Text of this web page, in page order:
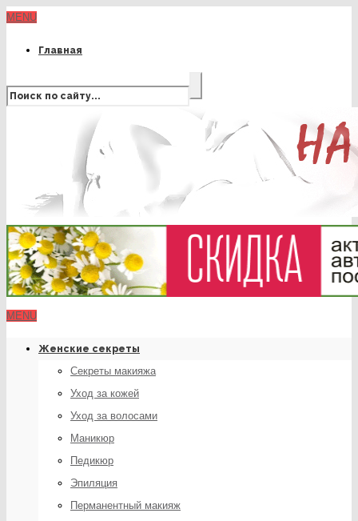
MENU
Главная
MENU
Женские секреты
Секреты макияжа
Уход за кожей
Уход за волосами
Маникюр
Педикюр
Эпиляция
Перманентный макияж